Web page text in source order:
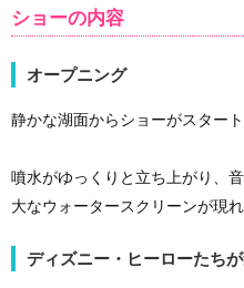
ショーの内容
オープニング
静かな湖面からショーがスタート
噴水がゆっくりと立ち上がり、
大なウォータースクリーンが現れ
ディズニー・ヒーローたち